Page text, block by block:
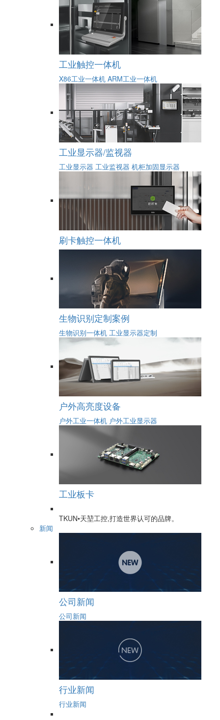
工业触控一体机
X86工业一体机 ARM工业一体机
工业显示器/监视器
工业显示器 工业监视器 机柜加固显示器
刷卡触控一体机
生物识别定制案例
生物识别一体机 工业显示器定制
户外高亮度设备
户外工业一体机 户外工业显示器
工业板卡
TKUN•天堃工控,打造世界认可的品牌。
新闻
公司新闻
公司新闻
行业新闻
行业新闻